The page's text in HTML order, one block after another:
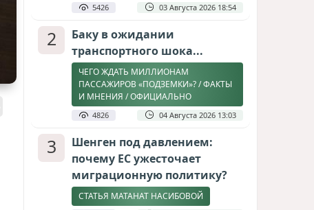
5426 03 Августа 2026 18:54
2
Баку в ожидании
транспортного шока...
ЧЕГО ЖДАТЬ МИЛЛИОНАМ
ПАССАЖИРОВ «ПОДЗЕМКИ»? / ФАКТЫ
И МНЕНИЯ / ОФИЦИАЛЬНО
4826 04 Августа 2026 13:03
3
Шенген под давлением:
почему ЕС ужесточает
миграционную политику?
СТАТЬЯ МАТАНАТ НАСИБОВОЙ